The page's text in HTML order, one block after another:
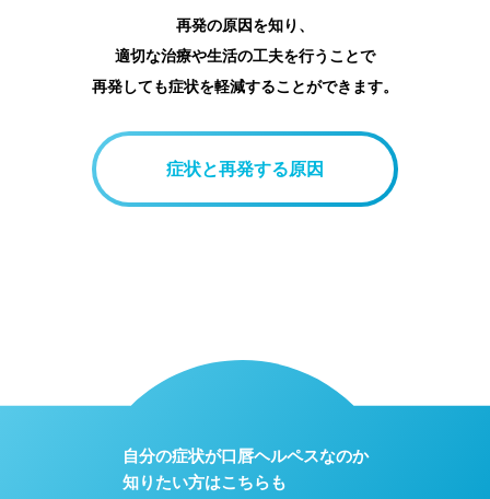
再発の原因を知り、
適切な治療や⽣活の⼯夫を行うことで
再発しても症状を軽減することができます。
症状と再発する原因
自分の症状が口唇ヘルペスなのか
知りたい方はこちらも